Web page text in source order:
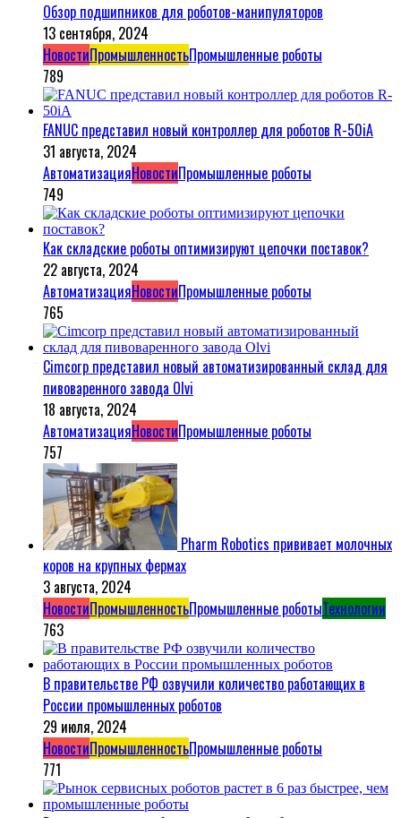
Обзор подшипников для роботов-манипуляторов
13 сентября, 2024
НовостиПромышленностьПромышленные роботы
789
FANUC представил новый контроллер для роботов R-50iA
31 августа, 2024
АвтоматизацияНовостиПромышленные роботы
749
Как складские роботы оптимизируют цепочки поставок?
22 августа, 2024
АвтоматизацияНовостиПромышленные роботы
765
Cimcorp представил новый автоматизированный склад для
пивоваренного завода Olvi
18 августа, 2024
АвтоматизацияНовостиПромышленные роботы
757
Pharm Robotics прививает молочных
коров на крупных фермах
3 августа, 2024
НовостиПромышленностьПромышленные роботыТехнологии
763
В правительстве РФ озвучили количество работающих в
России промышленных роботов
29 июля, 2024
НовостиПромышленностьПромышленные роботы
771